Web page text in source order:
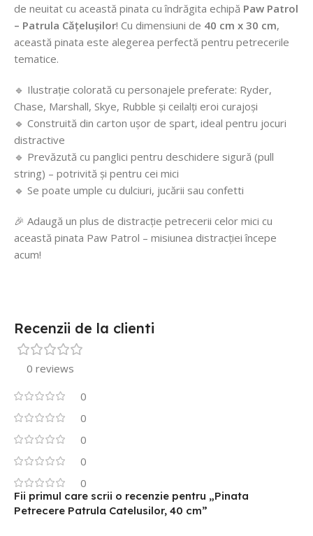
de neuitat cu această pinata cu îndrăgita echipă Paw Patrol
– Patrula Cățelușilor! Cu dimensiuni de 40 cm x 30 cm,
această pinata este alegerea perfectă pentru petrecerile
tematice.
🔹 Ilustrație colorată cu personajele preferate: Ryder,
Chase, Marshall, Skye, Rubble și ceilalți eroi curajoși
🔹 Construită din carton ușor de spart, ideal pentru jocuri
distractive
🔹 Prevăzută cu panglici pentru deschidere sigură (pull
string) – potrivită și pentru cei mici
🔹 Se poate umple cu dulciuri, jucării sau confetti
🎉 Adaugă un plus de distracție petrecerii celor mici cu
această pinata Paw Patrol – misiunea distracției începe
acum!
Recenzii de la clienti
0 reviews
0
0
0
0
0
Fii primul care scrii o recenzie pentru „Pinata
Petrecere Patrula Catelusilor, 40 cm”